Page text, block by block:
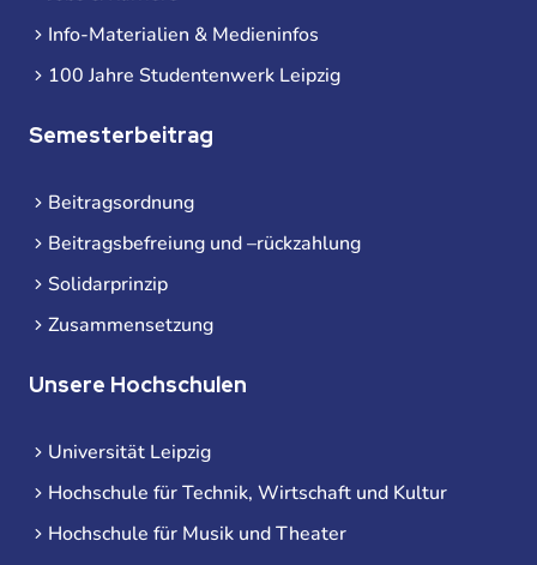
Info-Materialien & Medieninfos
100 Jahre Studentenwerk Leipzig
Semesterbeitrag
Beitragsordnung
Beitragsbefreiung und –rückzahlung
Solidarprinzip
Zusammensetzung
Unsere Hochschulen
Universität Leipzig
Hochschule für Technik, Wirtschaft und Kultur
Hochschule für Musik und Theater